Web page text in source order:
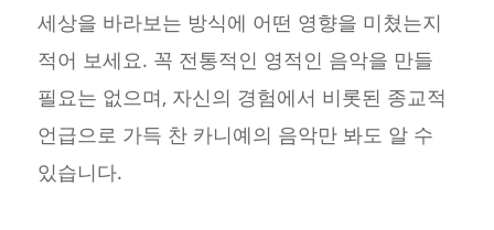
세상을 바라보는 방식에 어떤 영향을 미쳤는지
적어 보세요. 꼭 전통적인 영적인 음악을 만들
필요는 없으며, 자신의 경험에서 비롯된 종교적
언급으로 가득 찬 카니예의 음악만 봐도 알 수
있습니다.